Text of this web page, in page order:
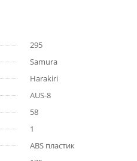
295
Samura
Harakiri
AUS-8
58
1
ABS пластик